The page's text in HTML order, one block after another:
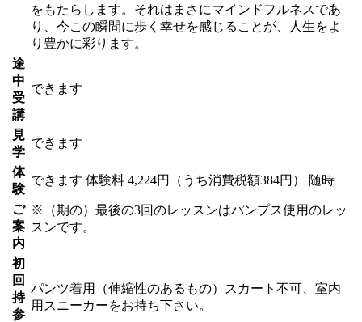
をもたらします。それはまさにマインドフルネスであ
り、今この瞬間に歩く幸せを感じることが、人生をよ
り豊かに彩ります。
途
中
受
講
できます
見
学
できます
体
験
できます 体験料 4,224円（うち消費税額384円） 随時
ご
案
内
※（期の）最後の3回のレッスンはパンプス使用のレッ
スンです。
初
回
持
参
パンツ着用（伸縮性のあるもの）スカート不可、室内
用スニーカーをお持ち下さい。